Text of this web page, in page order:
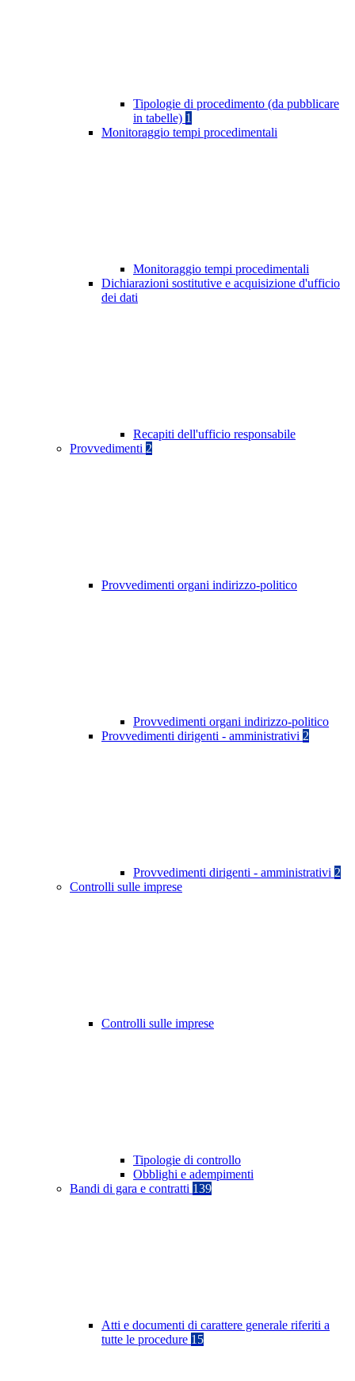
Tipologie di procedimento (da pubblicare
in tabelle) 1
Monitoraggio tempi procedimentali
Monitoraggio tempi procedimentali
Dichiarazioni sostitutive e acquisizione d'ufficio
dei dati
Recapiti dell'ufficio responsabile
Provvedimenti 2
Provvedimenti organi indirizzo-politico
Provvedimenti organi indirizzo-politico
Provvedimenti dirigenti - amministrativi 2
Provvedimenti dirigenti - amministrativi 2
Controlli sulle imprese
Controlli sulle imprese
Tipologie di controllo
Obblighi e adempimenti
Bandi di gara e contratti 139
Atti e documenti di carattere generale riferiti a
tutte le procedure 15